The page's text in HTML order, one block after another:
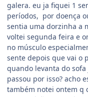
galera. eu ja fiquei 1
períodos, por doença
sentia uma dorzinha a
voltei segunda feira e
no músculo
sente depois que vai o
quando levanta do
passou por isso? acho
também notei ontem q